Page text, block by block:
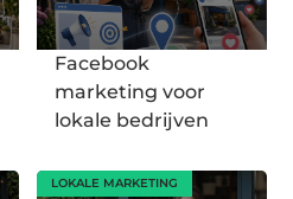
Facebook
marketing voor
lokale bedrijven
LOKALE MARKETING